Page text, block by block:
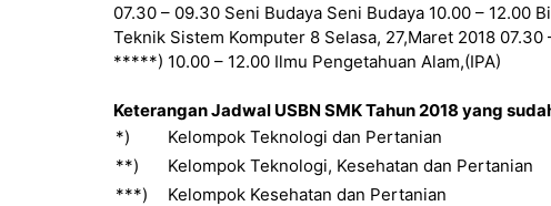
07.30 – 09.30 Seni Budaya Seni Budaya 10.00 –
Teknik Sistem Komputer 8 Selasa, 27,Maret 2018
*****) 10.00 – 12.00 Ilmu Pengetahuan Alam,(IPA)
Keterangan Jadwal USBN SMK Tahun 2018 yang
*)
Kelompok Teknologi dan Pertanian
**)
Kelompok Teknologi, Kesehatan dan Pertanian
***)
Kelompok Kesehatan dan Pertanian